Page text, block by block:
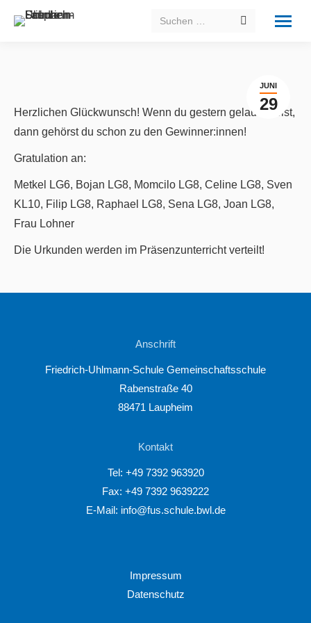
Search:
JUNI
29
Herzlichen Glückwunsch! Wenn du gestern gelaufen bist,
dann gehörst du schon zu den Gewinner:innen!
Gratulation an:
Metkel LG6, Bojan LG8, Momcilo LG8, Celine LG8, Sven
KL10, Filip LG8, Raphael LG8, Sena LG8, Joan LG8,
Frau Lohner
Die Urkunden werden im Präsenzunterricht verteilt!
Anschrift
Friedrich-Uhlmann-Schule Gemeinschaftsschule
Rabenstraße 40
88471 Laupheim
Kontakt
Tel: +49 7392 963920
Fax: +49 7392 9639222
E-Mail: info@fus.schule.bwl.de
Impressum
Datenschutz